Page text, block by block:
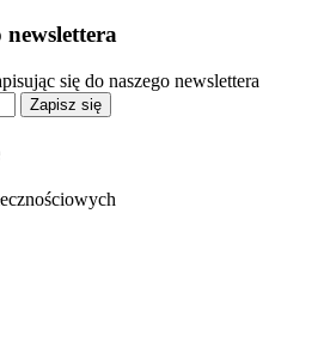
newslettera
się do naszego newslettera
Zapisz się